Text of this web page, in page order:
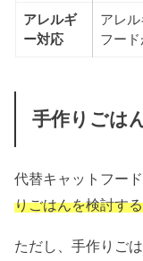
アレルギ
ー対応
アレ
フー
手作りごは
代替キャットフー
りごはんを検討する
ただし、手作りご